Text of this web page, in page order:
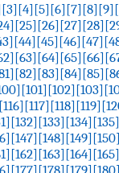
[3][4][5][6][7][8][9]
[25][26][27][28]
[44][45][46][47]
[63][64][65][66]
[82][83][84][85]
[101][102][103]
[116][117][118][119]
[132][133][134][135]
[147][148][149]
[162][163][164][165]